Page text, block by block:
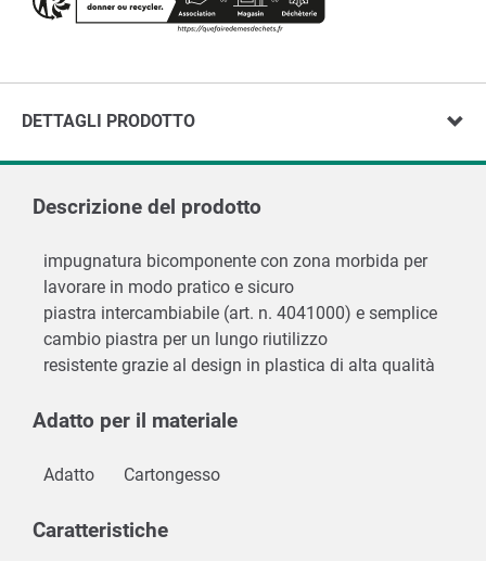
DETTAGLI PRODOTTO
Descrizione del prodotto
impugnatura bicomponente con zona morbida per
lavorare in modo pratico e sicuro
piastra intercambiabile (art. n. 4041000) e semplice
cambio piastra per un lungo riutilizzo
resistente grazie al design in plastica di alta qualità
Adatto per il materiale
Adatto Cartongesso
Caratteristiche